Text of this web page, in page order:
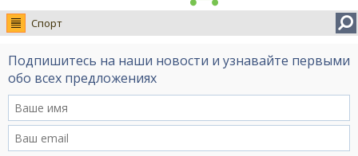
Спорт
Новости
Интервью
Видео Ruso.TV
BCN life
Подпишитесь на наши новости и узнавайте первыми
обо всех предложениях